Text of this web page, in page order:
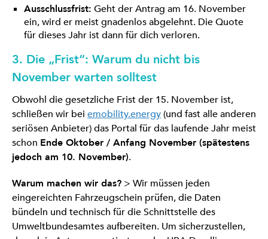
Ausschlussfrist: Geht der Antrag am 16. November
ein, wird er meist gnadenlos abgelehnt. Die Quote
für dieses Jahr ist dann für dich verloren.
3. Die „Frist“: Warum du nicht bis
November warten solltest
Obwohl die gesetzliche Frist der 15. November ist,
schließen wir bei emobility.energy(und fast alle anderen
seriösen Anbieter) das Portal für das laufende Jahr meist
schon Ende Oktober / Anfang November (spätestens
jedoch am 10. November).
Warum machen wir das? > Wir müssen jeden
eingereichten Fahrzeugschein prüfen, die Daten
bündeln und technisch für die Schnittstelle des
Umweltbundesamtes aufbereiten. Um sicherzustellen,